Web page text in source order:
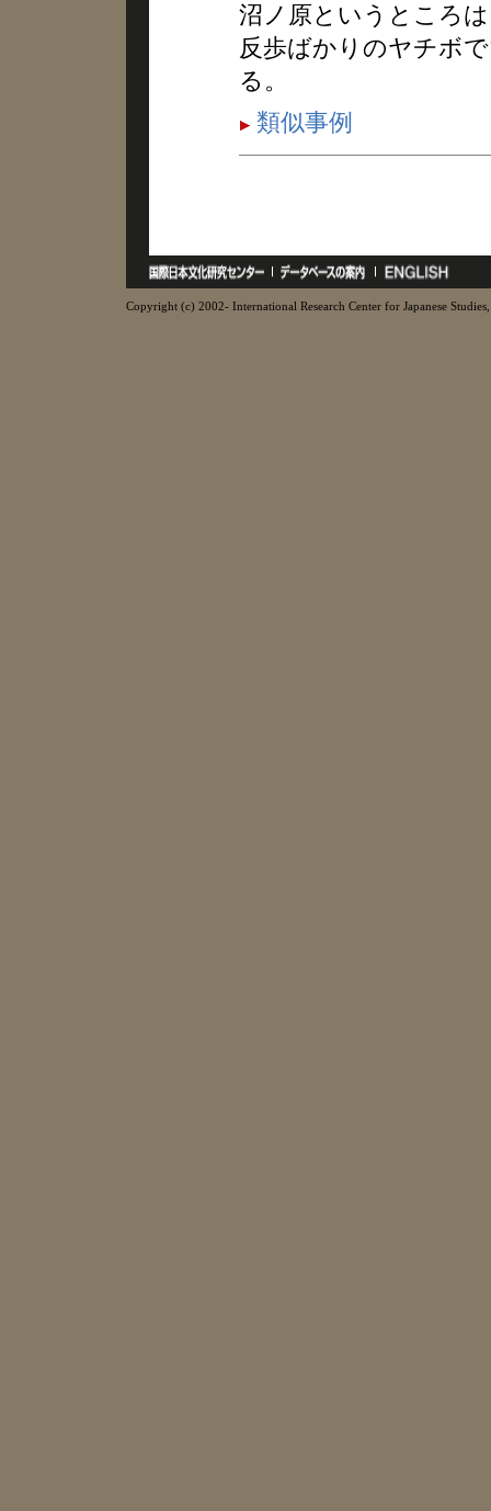
沼ノ原というところ
反歩ばかりのヤチボ
る。
類似事例
Copyright (c) 2002- International Research Center for Japanese